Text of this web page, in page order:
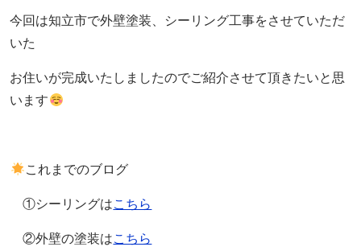
今回は知立市で外壁塗装、シーリング工事をさせていただ
いた
お住いが完成いたしましたのでご紹介させて頂きたいと思
います
これまでのブログ
①シーリングはこちら
②外壁の塗装はこちら